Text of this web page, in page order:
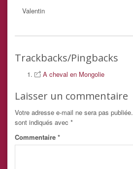
Valentin
Trackbacks/Pingbacks
A cheval en Mongolie
Laisser un commentaire
Votre adresse e-mail ne sera pas publiée.
sont indiqués avec *
Commentaire *